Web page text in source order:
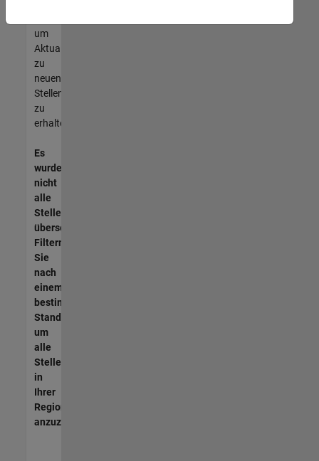
um
Aktualisierungen
zu
neuen
Stellenangeboten
zu
erhalten.
Es
wurden
nicht
alle
Stellen
übersetzt.
Filtern
Sie
nach
einem
bestimmten
Standort,
um
alle
Stellenangebote
in
Ihrer
Region
anzuzeigen.